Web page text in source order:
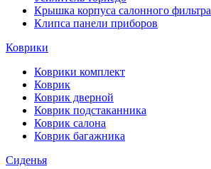
Крышка корпуса салонного фильтра
Клипса панели приборов
Коврики
Коврики комплект
Коврик
Коврик дверной
Коврик подстаканника
Коврик салона
Коврик багажника
Сиденья